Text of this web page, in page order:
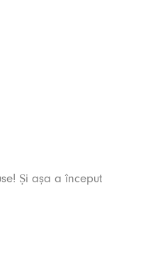
Și așa a început